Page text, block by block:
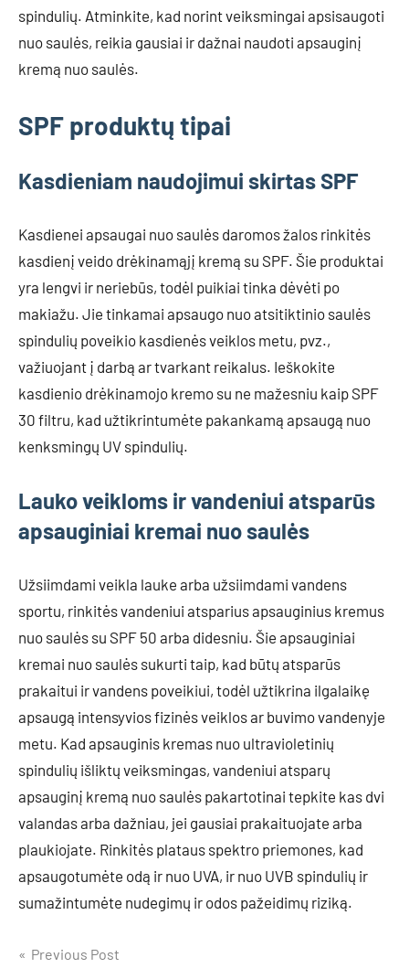
spindulių. Atminkite, kad norint veiksmingai apsisaugoti
nuo saulės, reikia gausiai ir dažnai naudoti apsauginį
kremą nuo saulės.
SPF produktų tipai
Kasdieniam naudojimui skirtas SPF
Kasdienei apsaugai nuo saulės daromos žalos rinkitės
kasdienį veido drėkinamąjį kremą su SPF. Šie produktai
yra lengvi ir neriebūs, todėl puikiai tinka dėvėti po
makiažu. Jie tinkamai apsaugo nuo atsitiktinio saulės
spindulių poveikio kasdienės veiklos metu, pvz.,
važiuojant į darbą ar tvarkant reikalus. Ieškokite
kasdienio drėkinamojo kremo su ne mažesniu kaip SPF
30 filtru, kad užtikrintumėte pakankamą apsaugą nuo
kenksmingų UV spindulių.
Lauko veikloms ir vandeniui atsparūs
apsauginiai kremai nuo saulės
Užsiimdami veikla lauke arba užsiimdami vandens
sportu, rinkitės vandeniui atsparius apsauginius kremus
nuo saulės su SPF 50 arba didesniu. Šie apsauginiai
kremai nuo saulės sukurti taip, kad būtų atsparūs
prakaitui ir vandens poveikiui, todėl užtikrina ilgalaikę
apsaugą intensyvios fizinės veiklos ar buvimo vandenyje
metu. Kad apsauginis kremas nuo ultravioletinių
spindulių išliktų veiksmingas, vandeniui atsparų
apsauginį kremą nuo saulės pakartotinai tepkite kas dvi
valandas arba dažniau, jei gausiai prakaituojate arba
plaukiojate. Rinkitės plataus spektro priemones, kad
apsaugotumėte odą ir nuo UVA, ir nuo UVB spindulių ir
sumažintumėte nudegimų ir odos pažeidimų riziką.
Navigacija
Previous Post